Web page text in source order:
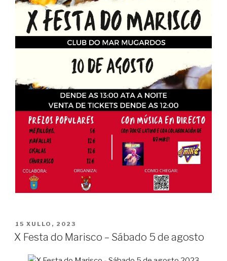
POSTED
ON
15 XULLO, 2023
X Festa do Marisco – Sábado 5 de agosto